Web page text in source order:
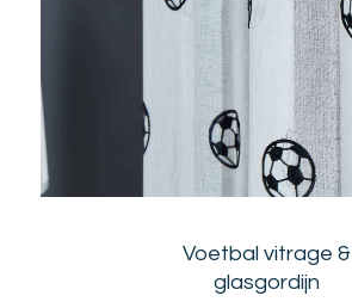
Voetbal vitrage &
glasgordijn